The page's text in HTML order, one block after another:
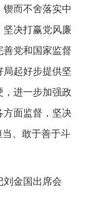
而不舍落实中
坚决打赢党风廉
善党和国家监督
局起好步提供坚
，进一步加强政
方面监督，坚决
当、敢于善于斗
刘金国出席会